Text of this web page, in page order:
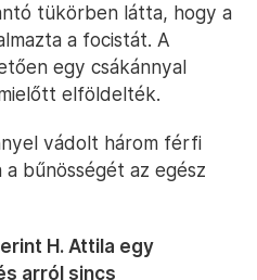
tükörben látta, hogy a
a focistát. A
egy csákánnyal
elföldelték.
vádolt három férfi
bűnösségét az egész
H. Attila egy
arról sincs